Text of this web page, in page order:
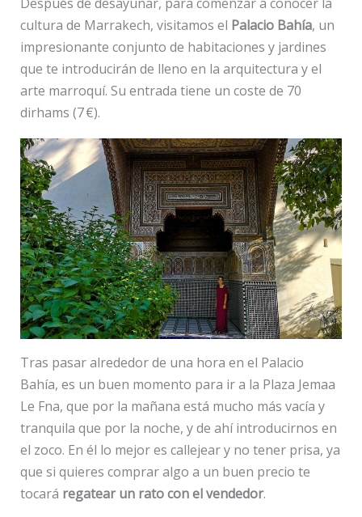
cultura de Marrakech, visitamos el Palacio Bahía, un
impresionante conjunto de habitaciones y jardines
que te introducirán de lleno en la arquitectura y el
arte marroquí. Su entrada tiene un coste de 70
dirhams (7 €).
Tras pasar alrededor de una hora en el Palacio
Bahía, es un buen momento para ir a la Plaza Jemaa
Le Fna, que por la mañana está mucho más vacía y
tranquila que por la noche, y de ahí introducirnos en
el zoco. En él lo mejor es callejear y no tener prisa, ya
que si quieres comprar algo a un buen precio te
tocará regatear un rato con el vendedor.